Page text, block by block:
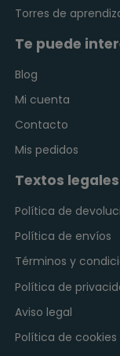
Torres de
Te puede
Blog
Mi cuenta
Contacto
Mis pedidos
Textos legales
Política de
Política de envíos
Términos y
Política de
Aviso legal
Política de cookies